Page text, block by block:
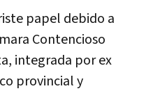
papel debido a
Contencioso
integrada por ex
provincial y